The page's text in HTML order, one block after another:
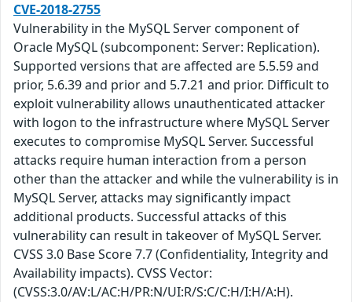
CVE-2018-2755
Vulnerability in the MySQL Server component of
Oracle MySQL (subcomponent: Server: Replication).
Supported versions that are affected are 5.5.59 and
prior, 5.6.39 and prior and 5.7.21 and prior. Difficult to
exploit vulnerability allows unauthenticated attacker
with logon to the infrastructure where MySQL Server
executes to compromise MySQL Server. Successful
attacks require human interaction from a person
other than the attacker and while the vulnerability is in
MySQL Server, attacks may significantly impact
additional products. Successful attacks of this
vulnerability can result in takeover of MySQL Server.
CVSS 3.0 Base Score 7.7 (Confidentiality, Integrity and
Availability impacts). CVSS Vector:
(CVSS:3.0/AV:L/AC:H/PR:N/UI:R/S:C/C:H/I:H/A:H).